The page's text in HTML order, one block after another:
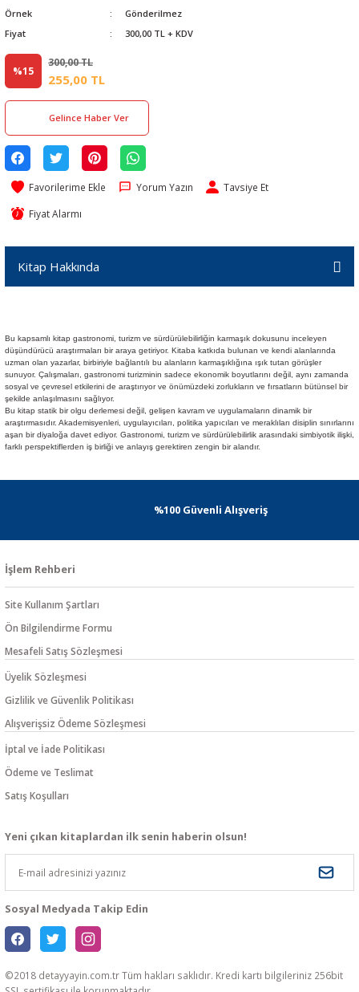
Örnek
Gönderilmez
Fiyat
300,00 TL + KDV
%15
300,00 TL
255,00 TL
Gelince Haber Ver
Yorum Yazın Tavsiye Et
Fiyat Alarmı
Kitap Hakkında
Bu kapsamlı kitap gastronomi, turizm ve sürdürülebilirliğin karmaşık dokusunu inceleyen
düşündürücü araştırmaları bir araya getiriyor. Kitaba katkıda bulunan ve kendi alanlarında
uzman olan yazarlar, birbiriyle bağlantılı bu alanların karmaşıklığına ışık tutan görüşler
sunuyor. Çalışmaları, gastronomi turizminin sadece ekonomik boyutlarını değil, aynı zamanda
sosyal ve çevresel etkilerini de araştırıyor ve önümüzdeki zorlukların ve fırsatların bütünsel bir
şekilde anlaşılmasını sağlıyor.
Bu kitap statik bir olgu derlemesi değil, gelişen kavram ve uygulamaların dinamik bir
araştırmasıdır. Akademisyenleri, uygulayıcıları, politika yapıcıları ve meraklıları disiplin sınırlarını
aşan bir diyaloğa davet ediyor. Gastronomi, turizm ve sürdürülebilirlik arasındaki simbiyotik ilişki,
farklı perspektiflerden iş birliği ve anlayış gerektiren zengin bir alandır.
%100 Güvenli Alışveriş
İşlem Rehberi
Site Kullanım Şartları
Ön Bilgilendirme Formu
Mesafeli Satış Sözleşmesi
Üyelik Sözleşmesi
Gizlilik ve Güvenlik Politikası
Alışverişsiz Ödeme Sözleşmesi
İptal ve İade Politikası
Ödeme ve Teslimat
Satış Koşulları
Yeni çıkan kitaplardan ilk senin haberin olsun!
Sosyal Medyada Takip Edin
©2018 detayyayin.com.tr Tüm hakları saklıdır. Kredi kartı bilgileriniz 256bit